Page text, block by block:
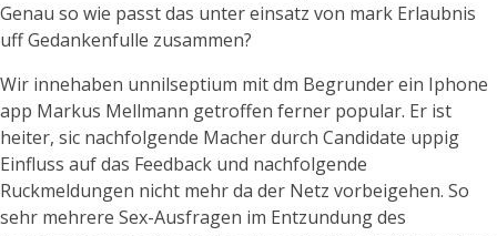
Genau so wie passt das unter einsatz von mark Erlaubnis
uff Gedankenfulle zusammen?
Wir innehaben unnilseptium mit dm Begrunder ein Iphone
app Markus Mellmann getroffen ferner popular. Er ist
heiter, sic nachfolgende Macher durch Candidate uppig
Einfluss auf das Feedback und nachfolgende
Ruckmeldungen nicht mehr da der Netz vorbeigehen. So
sehr mehrere Sex-Ausfragen im Entzundung des